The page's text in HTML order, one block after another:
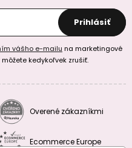
Prihlásiť
vášho e-mailu na marketingové
kedykoľvek zrušiť.
Overené zákazníkmi
Ecommerce Europe